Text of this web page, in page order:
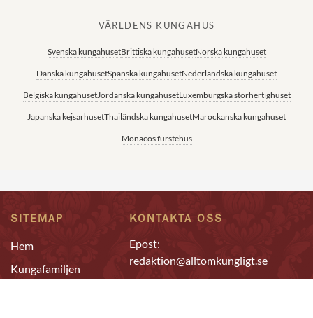
VÄRLDENS KUNGAHUS
Svenska kungahusetBrittiska kungahusetNorska kungahuset
Danska kungahusetSpanska kungahusetNederländska kungahuset
Belgiska kungahusetJordanska kungahusetLuxemburgska storhertighuset
Japanska kejsarhusetThailändska kungahusetMarockanska kungahuset
Monacos furstehus
SITEMAP
Hem
Kungafamiljen
KONTAKTA OSS
Epost:
redaktion@alltomkungligt.se